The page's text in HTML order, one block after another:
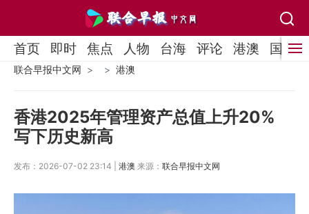
首页 即时 焦点 人物 台海 评论 港澳 国际
联合早报中文网 港澳
香港2025年管理资产总值上升20%
写下历史新高
发布：2026-07-02 23:14 | 港澳 来源： 联合早报中文网